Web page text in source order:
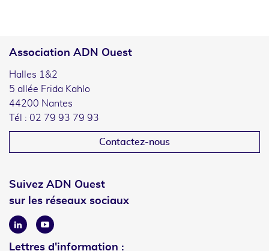
Association ADN Ouest
Halles 1&2
5 allée Frida Kahlo
44200 Nantes
Tél : 02 79 93 79 93
Contactez-nous
Suivez ADN Ouest
sur les réseaux sociaux
LinkedinYoutube
Lettres d'information :